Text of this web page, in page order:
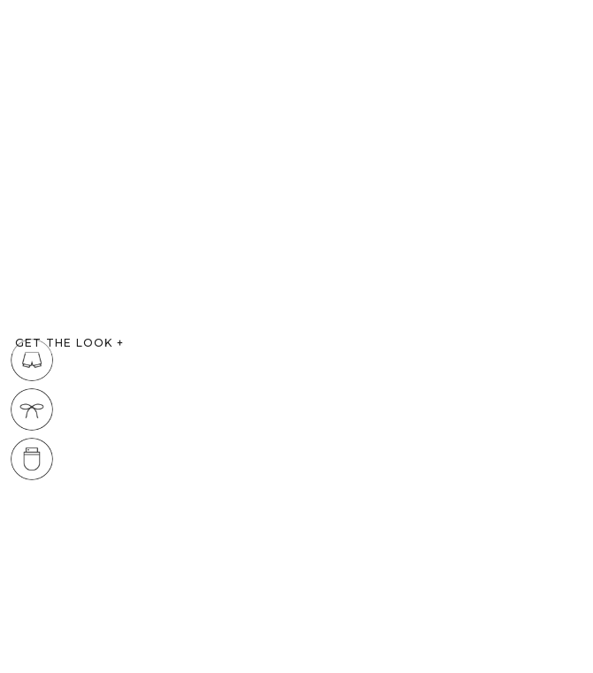
GET THE LOOK +